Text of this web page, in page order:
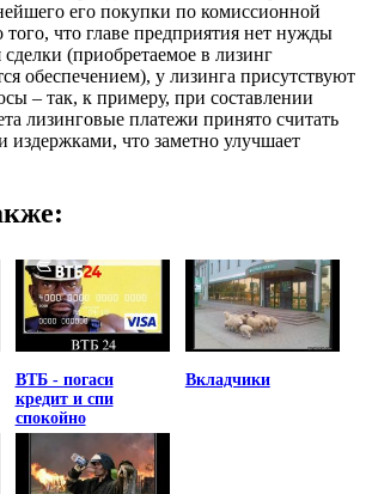
его покупки по комиссионной
что главе предприятия нет нужды
сделки (приобретаемое в лизинг
обеспечением), у лизинга присутствуют
– так, к примеру, при составлении
лизинговые платежи принято считать
издержками, что заметно улучшает
ВТБ - погаси
кредит и спи
спокойно
Вкладчики